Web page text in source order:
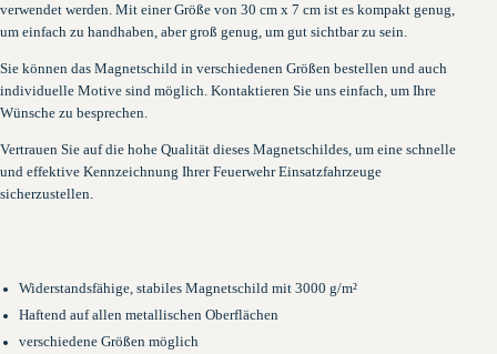
verwendet werden. Mit einer Größe von 30 cm x 7 cm ist es kompakt genug,
um einfach zu handhaben, aber groß genug, um gut sichtbar zu sein.
Sie können das Magnetschild in verschiedenen Größen bestellen und auch
individuelle Motive sind möglich. Kontaktieren Sie uns einfach, um Ihre
Wünsche zu besprechen.
Vertrauen Sie auf die hohe Qualität dieses Magnetschildes, um eine schnelle
und effektive Kennzeichnung Ihrer Feuerwehr Einsatzfahrzeuge
sicherzustellen.
Widerstandsfähige, stabiles Magnetschild mit 3000 g/m²
Haftend auf allen metallischen Oberflächen
verschiedene Größen möglich